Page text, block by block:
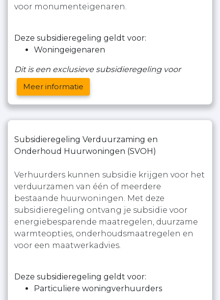
voor monumenteigenaren.
Deze subsidieregeling geldt voor:
Woningeigenaren
Dit is een exclusieve subsidieregeling voor
Meer informatie
Subsidieregeling Verduurzaming en
Onderhoud Huurwoningen (SVOH)
Verhuurders kunnen subsidie krijgen voor het
verduurzamen van één of meerdere
bestaande huurwoningen. Met deze
subsidieregeling ontvang je subsidie voor
energiebesparende maatregelen, duurzame
warmteopties, onderhoudsmaatregelen en
voor een maatwerkadvies.
Deze subsidieregeling geldt voor:
Particuliere woningverhuurders